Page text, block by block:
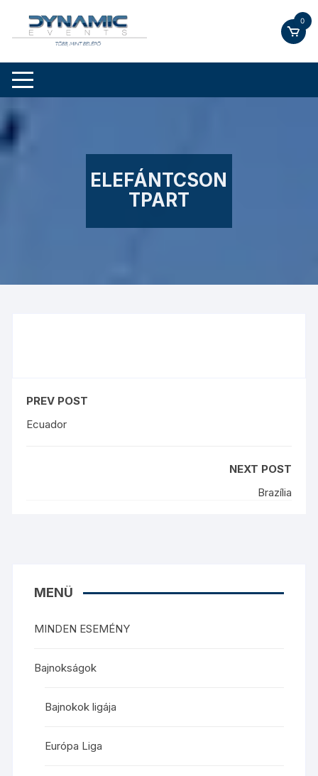
content
0
ELEFÁNTCSON
TPART
PREV POST
Ecuador
NEXT POST
Brazília
MENÜ
MINDEN ESEMÉNY
Bajnokságok
Bajnokok ligája
Európa Liga